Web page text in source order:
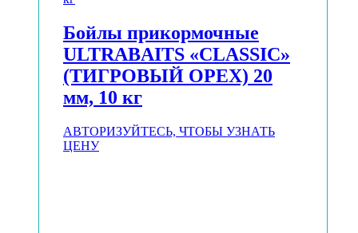
Бойлы прикормочные
ULTRABAITS «CLASSIC»
(ТИГРОВЫЙ ОРЕХ) 20
мм, 10 кг
АВТОРИЗУЙТЕСЬ, ЧТОБЫ УЗНАТЬ
ЦЕНУ